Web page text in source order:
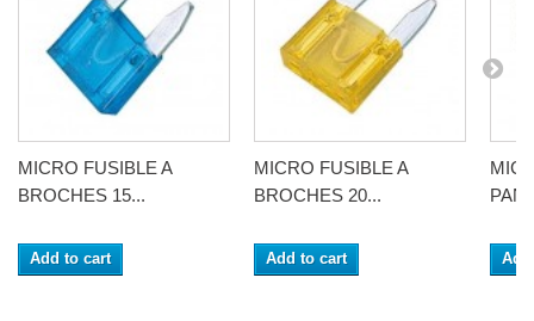
MICRO FUSIBLE A
BROCHES 15...
Add to cart
MICRO FUSIBLE A
BROCHES 20...
Add to cart